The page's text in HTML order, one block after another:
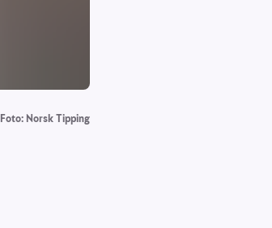
Foto: Norsk Tipping